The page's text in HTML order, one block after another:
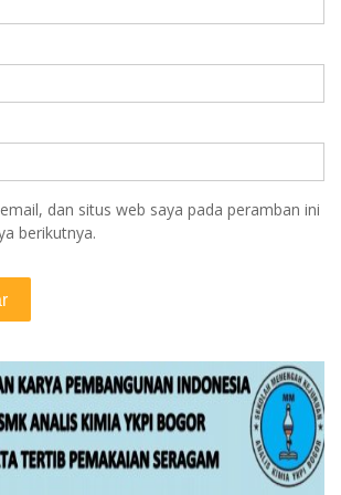
dan situs web saya pada peramban ini
berikutnya.